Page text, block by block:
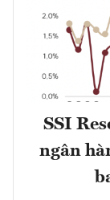
SSI
ngân